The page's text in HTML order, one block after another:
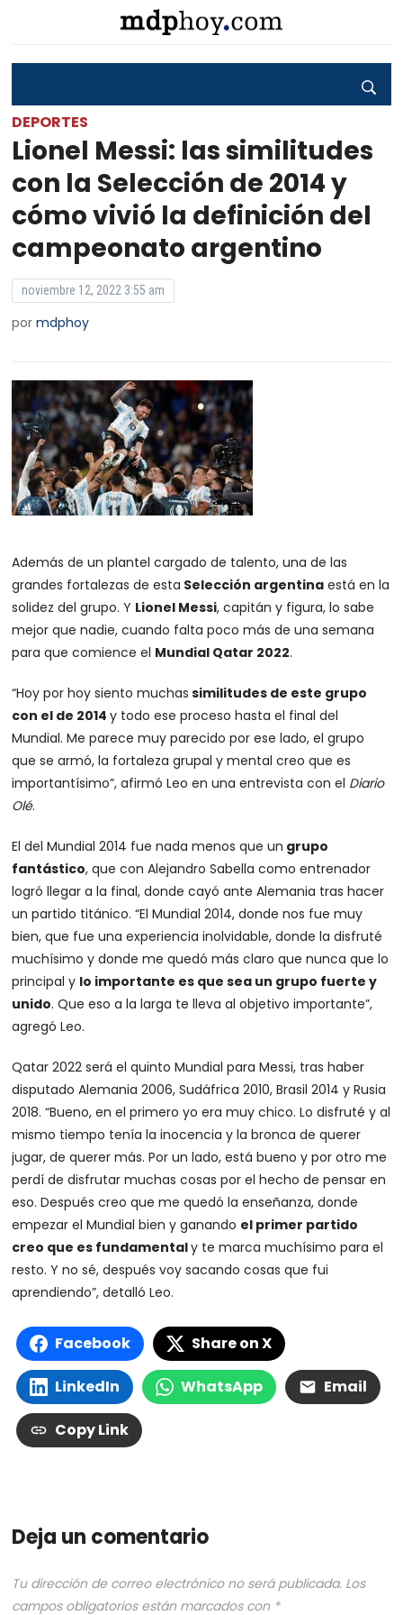
DEPORTES
Lionel Messi: las similitudes
con la Selección de 2014 y
cómo vivió la definición del
campeonato argentino
noviembre 12, 2022 3:55 am
pormdphoy
Además de un plantel cargado de talento, una de las
grandes fortalezas de esta Selección argentina está en la
solidez del grupo. Y Lionel Messi, capitán y figura, lo sabe
mejor que nadie, cuando falta poco más de una semana
para que comience el Mundial Qatar 2022.
“Hoy por hoy siento muchas similitudes de este grupo
con el de 2014y todo ese proceso hasta el final del
Mundial. Me parece muy parecido por ese lado, el grupo
que se armó, la fortaleza grupal y mental creo que es
importantísimo”, afirmó Leo en una entrevista con el Diario
Olé.
El del Mundial 2014 fue nada menos que un grupo
fantástico, que con Alejandro Sabella como entrenador
logró llegar a la final, donde cayó ante Alemania tras hacer
un partido titánico. “El Mundial 2014, donde nos fue muy
bien, que fue una experiencia inolvidable, donde la disfruté
muchísimo y donde me quedó más claro que nunca que lo
principal y lo importante es que sea un grupo fuerte y
unido. Que eso a la larga te lleva al objetivo importante”,
agregó Leo.
Qatar 2022 será el quinto Mundial para Messi, tras haber
disputado Alemania 2006, Sudáfrica 2010, Brasil 2014 y Rusia
2018. “Bueno, en el primero yo era muy chico. Lo disfruté y al
mismo tiempo tenía la inocencia y la bronca de querer
jugar, de querer más. Por un lado, está bueno y por otro me
perdí de disfrutar muchas cosas por el hecho de pensar en
eso. Después creo que me quedó la enseñanza, donde
empezar el Mundial bien y ganando el primer partido
creo que es fundamentaly te marca muchísimo para el
resto. Y no sé, después voy sacando cosas que fui
aprendiendo”, detalló Leo.
Facebook Share on X
LinkedIn WhatsApp Email
Copy Link
Deja un comentario
Tu dirección de correo electrónico no será publicada. Los
campos obligatorios están marcados con *